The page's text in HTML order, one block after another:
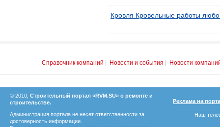
Кровля Кровельные работы
Справочник компаний Новости и события Новости
© 2010, Строительный портал «RVM.SU» о ремонте и
строительстве.
Администрация портала не несет ответственности за
достоверность информации.
Реклама на
Наш